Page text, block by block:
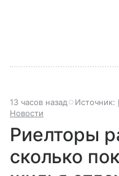
13 часов назад Источник:
Новости
Риелторы
сколько